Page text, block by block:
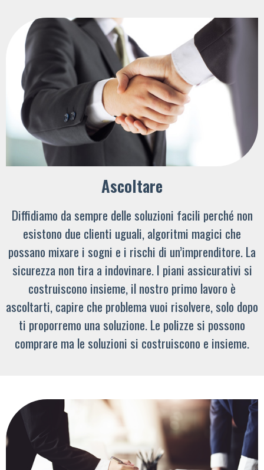
Ascoltare
Diffidiamo da sempre delle soluzioni facili perché non
esistono due clienti uguali, algoritmi magici che
possano mixare i sogni e i rischi di un’imprenditore. La
sicurezza non tira a indovinare. I piani assicurativi si
costruiscono insieme, il nostro primo lavoro è
ascoltarti, capire che problema vuoi risolvere, solo dopo
ti proporremo una soluzione. Le polizze si possono
comprare ma le soluzioni si costruiscono e insieme.